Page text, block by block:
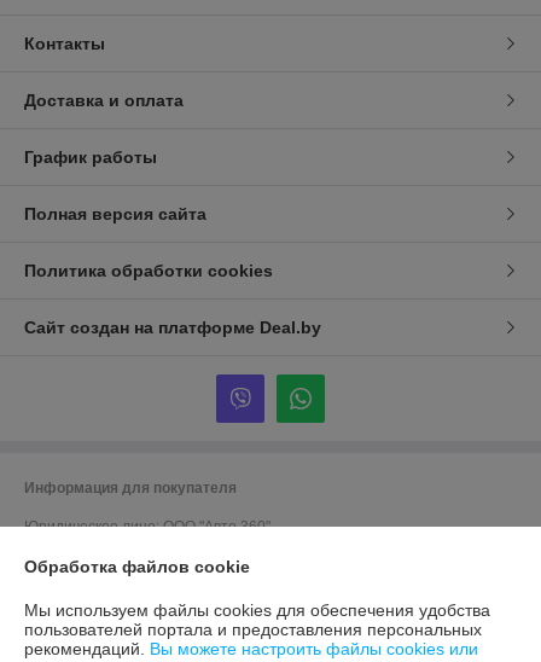
Контакты
Доставка и оплата
График работы
Полная версия сайта
Политика обработки cookies
Сайт создан на платформе Deal.by
Информация для покупателя
Юридическое лицо:ООО "Авто 360"
УНП: 191635176
Обработка файлов cookie
Мы используем файлы cookies для обеспечения удобства
пользователей портала и предоставления персональных
рекомендаций. Вы можете настроить файлы cookies или